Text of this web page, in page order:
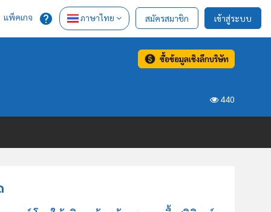
แพ็คเกจ ภาษาไทย สมัครสมาชิก เข้าสู่ระบบ
ซื้อข้อมูลเชิงลึกบริษัท
440